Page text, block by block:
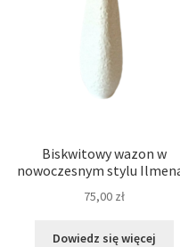
Biskwitowy wazon w
nowoczesnym stylu
75,00 zł
Dowiedz się więcej